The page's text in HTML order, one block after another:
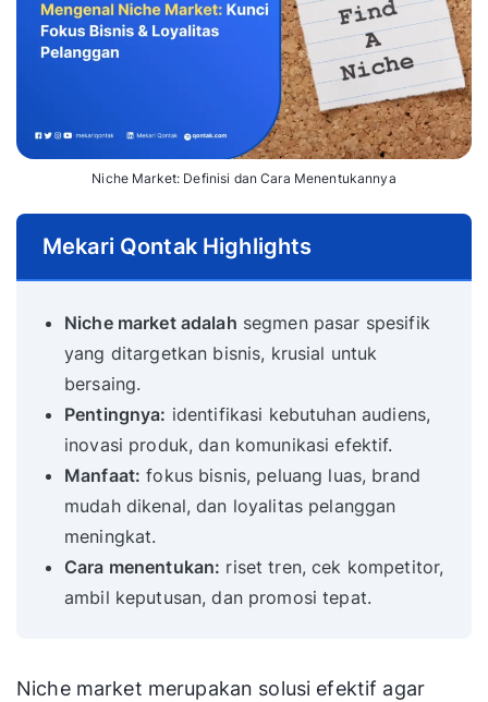
Niche Market: Definisi dan Cara Menentukannya
Mekari Qontak Highlights
Niche market adalah segmen pasar spesifik
yang ditargetkan bisnis, krusial untuk
bersaing.
Pentingnya: identifikasi kebutuhan audiens,
inovasi produk, dan komunikasi efektif.
Manfaat: fokus bisnis, peluang luas, brand
mudah dikenal, dan loyalitas pelanggan
meningkat.
Cara menentukan: riset tren, cek kompetitor,
ambil keputusan, dan promosi tepat.
Niche market merupakan solusi efektif agar